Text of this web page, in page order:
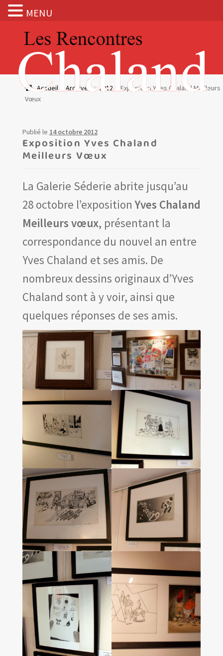
navigation
contenu
Actualités
Expositions
Les Rencontres Chaland
Prix de lecture
Hors les murs
Les amis d’Yves Chaland
LUDIBD
Accueil Archives 2012
Exposition Yves Chaland Meilleurs
Vœux
Publié le 14 octobre 2012
Exposition Yves Chaland
Meilleurs Vœux
La Galerie Séderie abrite jusqu’au
28 octobre l’expositionYves Chaland
Meilleurs vœux, présentant la
correspondance du nouvel an entre
Yves Chaland et ses amis. De
nombreux dessins originaux d’Yves
Chaland sont à y voir, ainsi que
quelques réponses de ses amis.
MENU